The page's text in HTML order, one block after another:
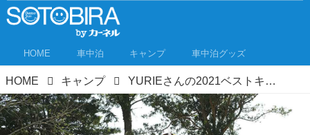
HOME 車中泊 キャンプ 車中泊グッズ
HOME キャンプ YURIEさんの2021ベストキャンプギア！ この8アイテム、選んでよかった！